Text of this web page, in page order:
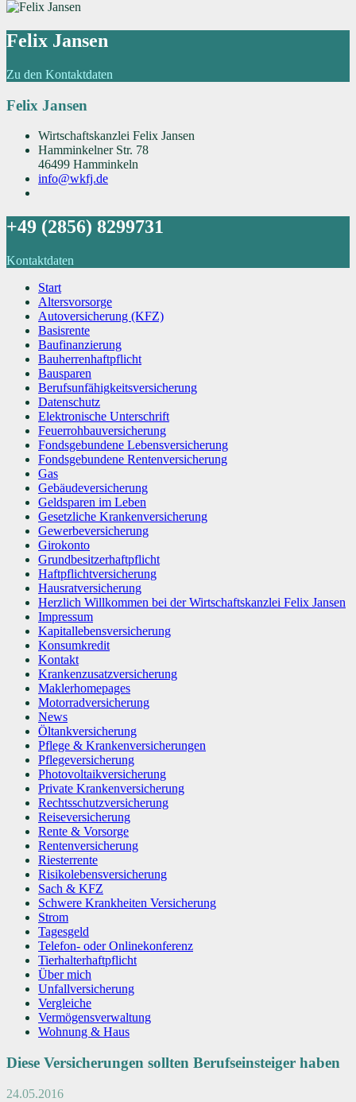
Felix Jansen
Zu den Kontaktdaten
Felix Jansen
Wirtschaftskanzlei Felix Jansen
Hamminkelner Str. 78
46499 Hamminkeln
info@wkfj.de
+49 (2856) 8299731
Kontaktdaten
Start
Altersvorsorge
Autoversicherung (KFZ)
Basisrente
Baufinanzierung
Bauherrenhaftpflicht
Bausparen
Berufs­unfähigkeitsversicherung
Datenschutz
Elektronische Unterschrift
Feuerrohbauversicherung
Fondsgebundene Lebensversicherung
Fondsgebundene Rentenversicherung
Gas
Gebäudeversicherung
Geldsparen im Leben
Gesetzliche Krankenversicherung
Gewerbeversicherung
Girokonto
Grundbesitzerhaftpflicht
Haftpflichtversicherung
Hausratversicherung
Herzlich Willkommen bei der Wirtschaftskanzlei Felix Jansen
Impressum
Kapitallebensversicherung
Konsumkredit
Kontakt
Krankenzusatzversicherung
Maklerhomepages
Motorradversicherung
News
Öltankversicherung
Pflege & Krankenversicherungen
Pflegeversicherung
Photovoltaikversicherung
Private Krankenversicherung
Rechtsschutzversicherung
Reiseversicherung
Rente & Vorsorge
Rentenversicherung
Riesterrente
Risikolebensversicherung
Sach & KFZ
Schwere Krankheiten Versicherung
Strom
Tagesgeld
Telefon- oder Onlinekonferenz
Tierhalterhaftpflicht
Über mich
Unfallversicherung
Vergleiche
Vermögensverwaltung
Wohnung & Haus
Diese Versicherungen sollten Berufseinsteiger haben
24.05.2016